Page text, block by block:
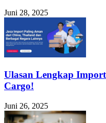
Juni 28, 2025
Ulasan Lengkap
Cargo!
Juni 26, 2025